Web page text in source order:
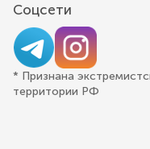
Соцсети
* Признана
территории РФ